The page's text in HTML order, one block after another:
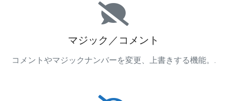
マジック／コメント
コメントやマジックナンバーを変更、上書きする機能。.